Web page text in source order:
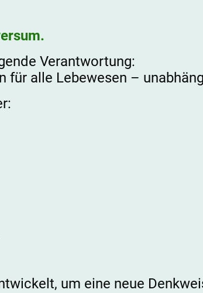
Verantwortung:
für alle Lebewesen –
um eine neue